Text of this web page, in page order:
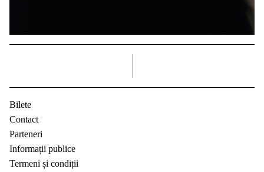
Bilete
Contact
Parteneri
Informații publice
Termeni și condiții